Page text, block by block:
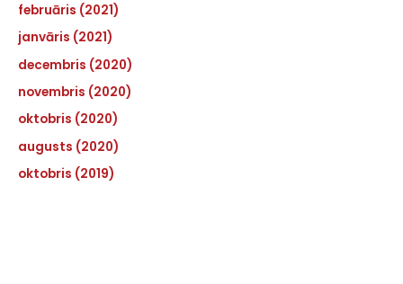
februāris (2021)
janvāris (2021)
decembris (2020)
novembris (2020)
oktobris (2020)
augusts (2020)
oktobris (2019)